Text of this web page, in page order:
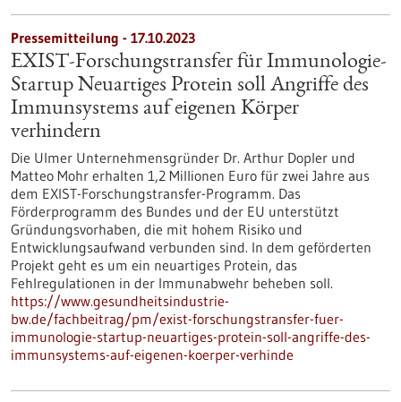
Pressemitteilung - 17.10.2023
EXIST-Forschungstransfer für Immunologie-
Startup Neuartiges Protein soll Angriffe des
Immunsystems auf eigenen Körper
verhindern
Die Ulmer Unternehmensgründer Dr. Arthur Dopler und
Matteo Mohr erhalten 1,2 Millionen Euro für zwei Jahre aus
dem EXIST-Forschungstransfer-Programm. Das
Förderprogramm des Bundes und der EU unterstützt
Gründungsvorhaben, die mit hohem Risiko und
Entwicklungsaufwand verbunden sind. In dem geförderten
Projekt geht es um ein neuartiges Protein, das
Fehlregulationen in der Immunabwehr beheben soll.
https://www.gesundheitsindustrie-
bw.de/fachbeitrag/pm/exist-forschungstransfer-fuer-
immunologie-startup-neuartiges-protein-soll-angriffe-des-
immunsystems-auf-eigenen-koerper-verhinde